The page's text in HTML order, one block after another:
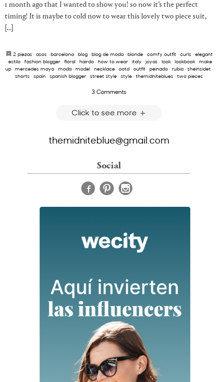
1 month ago that I wanted to show you! so now it’s the perfect
timing! It is maybe to cold now to wear this lovely two piece suit,
[…]
2 piezas· asos· barcelona· blog· blog de moda· blonde· comfy outfit· curls· elegant
· estilo · fashion blogger · floral · hairdo · how to wear · italy · joyas · look · lookbook · make
up· mercedes maya· moda· model· necklace· ootd· outfit· peinado· rubia· sheinsidet·
shorts · spain · spanish blogger · street style · style · themidniteblues · two pieces
3 Comments
Click to see more
themidniteblue@gmail.com
Social